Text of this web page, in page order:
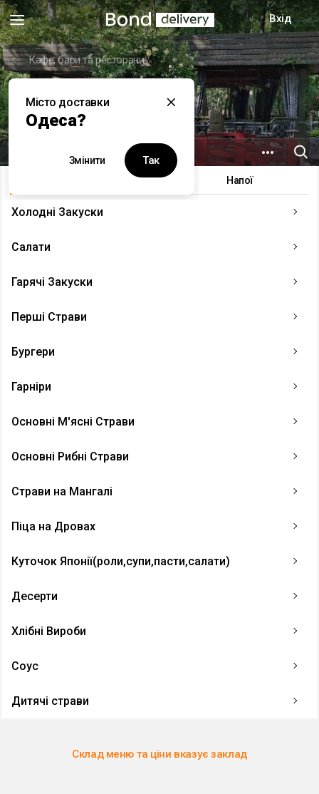
Місто доставки
Одеса?
Змінити Так
Вхід
Mini Golf
1.9 км
Кафе, бари та ресторани
Напої
Холодні Закуски
Салати
Гарячі Закуски
Перші Страви
Бургери
Гарніри
Основні М'ясні Страви
Основні Рибні Страви
Страви на Мангалі
Піца на Дровах
Куточок Японії(роли,супи,пасти,салати)
Десерти
Хлібні Вироби
Соус
Дитячі страви
Склад меню та ціни вказує заклад